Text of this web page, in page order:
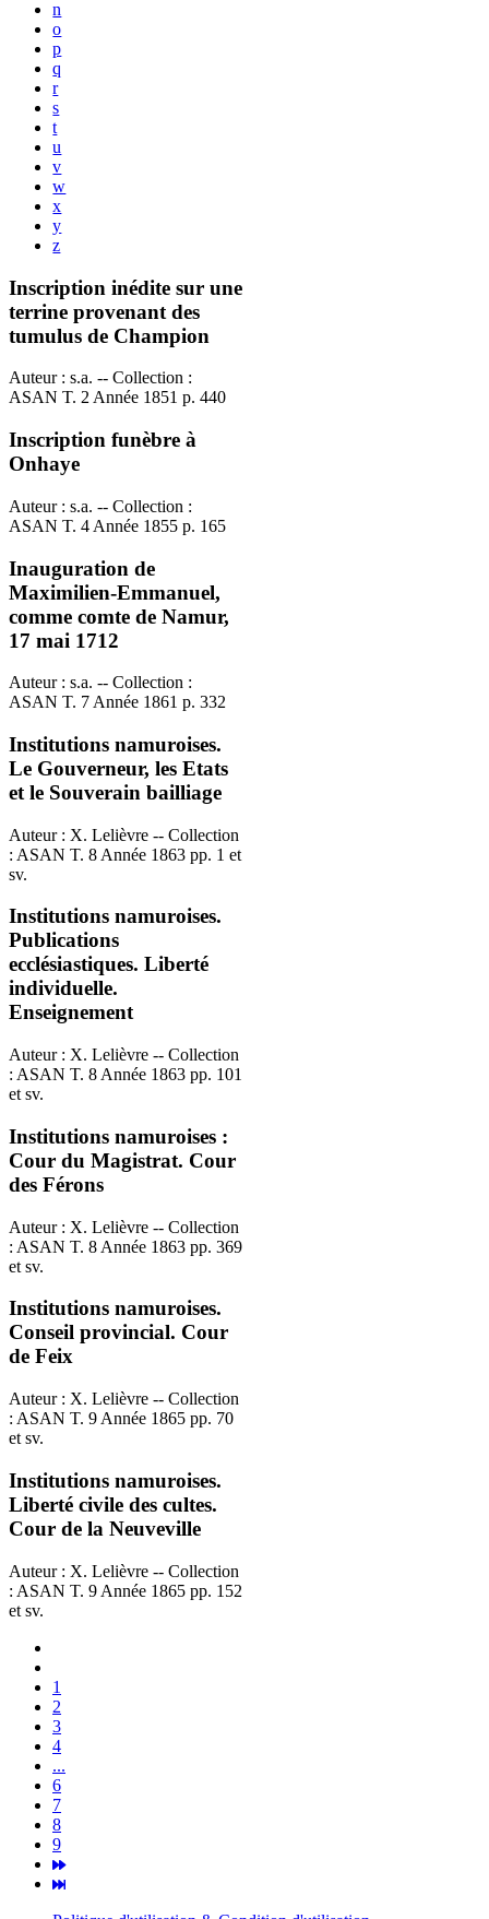
n
o
p
q
r
s
t
u
v
w
x
y
z
Inscription inédite sur une
terrine provenant des
tumulus de Champion
Auteur : s.a. -- Collection :
ASAN T. 2 Année 1851 p. 440
Inscription funèbre à
Onhaye
Auteur : s.a. -- Collection :
ASAN T. 4 Année 1855 p. 165
Inauguration de
Maximilien-Emmanuel,
comme comte de Namur,
17 mai 1712
Auteur : s.a. -- Collection :
ASAN T. 7 Année 1861 p. 332
Institutions namuroises.
Le Gouverneur, les Etats
et le Souverain bailliage
Auteur : X. Lelièvre -- Collection
: ASAN T. 8 Année 1863 pp. 1 et
sv.
Institutions namuroises.
Publications
ecclésiastiques. Liberté
individuelle.
Enseignement
Auteur : X. Lelièvre -- Collection
: ASAN T. 8 Année 1863 pp. 101
et sv.
Institutions namuroises :
Cour du Magistrat. Cour
des Férons
Auteur : X. Lelièvre -- Collection
: ASAN T. 8 Année 1863 pp. 369
et sv.
Institutions namuroises.
Conseil provincial. Cour
de Feix
Auteur : X. Lelièvre -- Collection
: ASAN T. 9 Année 1865 pp. 70
et sv.
Institutions namuroises.
Liberté civile des cultes.
Cour de la Neuveville
Auteur : X. Lelièvre -- Collection
: ASAN T. 9 Année 1865 pp. 152
et sv.
1
2
3
4
...
6
7
8
9